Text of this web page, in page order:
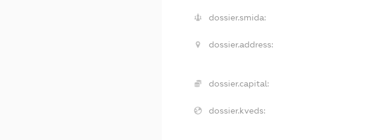
dossier.smida:
dossier.address:
dossier.capital:
dossier.kveds: